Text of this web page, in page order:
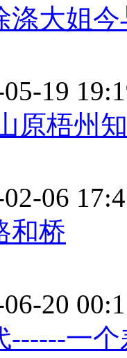
涤大姐今
19
原梧州
06
和桥
20
------一